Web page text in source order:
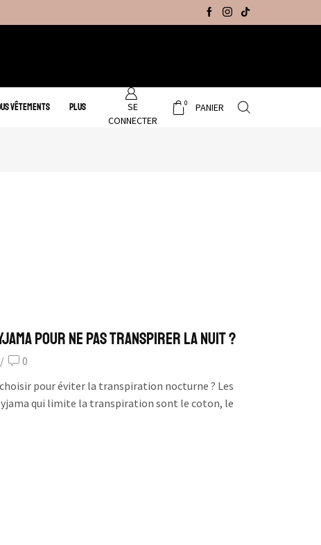
Promo Hiver : Livraison gratuite sur tous
VÊTEMENTS PLUS
SE
CONNECTER
0 PANIER
pour ne pas transpirer la nuit ?
/
0
pour éviter la transpiration nocturne ? Les
qui limite la transpiration sont le coton, le